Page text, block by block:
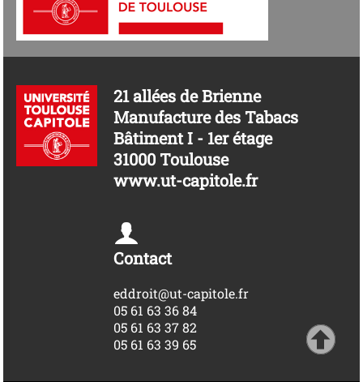
21 allées de Brienne
Manufacture des Tabacs
Bâtiment I - 1er étage
31000 Toulouse
www.ut-capitole.fr
Contact
eddroit@ut-capitole.fr
05 61 63 36 84
05 61 63 37 82
05 61 63 39 65